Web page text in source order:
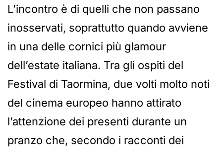
L’incontro è di quelli che non passano
inosservati, soprattutto quando avviene
in una delle cornici più glamour
dell’estate italiana. Tra gli ospiti del
Festival di Taormina, due volti molto noti
del cinema europeo hanno attirato
l’attenzione dei presenti durante un
pranzo che, secondo i racconti dei